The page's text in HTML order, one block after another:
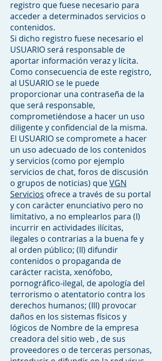
registro que fuese necesario para
acceder a determinados servicios o
contenidos.
Si dicho registro fuese necesario el
USUARIO será responsable de
aportar información veraz y lícita.
Como consecuencia de este registro,
al USUARIO se le puede
proporcionar una contraseña de la
que será responsable,
comprometiéndose a hacer un uso
diligente y confidencial de la misma.
El USUARIO se compromete a hacer
un uso adecuado de los contenidos
y servicios (como por ejemplo
servicios de chat, foros de discusión
o grupos de noticias) queVGN
Servicios ofrece a través de su portal
y con carácter enunciativo pero no
limitativo, a no emplearlos para (I)
incurrir en actividades ilícitas,
ilegales o contrarias a la buena fe y
al orden público; (II) difundir
contenidos o propaganda de
carácter racista, xenófobo,
pornográfico-ilegal, de apología del
terrorismo o atentatorio contra los
derechos humanos; (III) provocar
daños en los sistemas físicos y
lógicos de Nombre de la empresa
creadora del sitio web , de sus
proveedores o de terceras personas,